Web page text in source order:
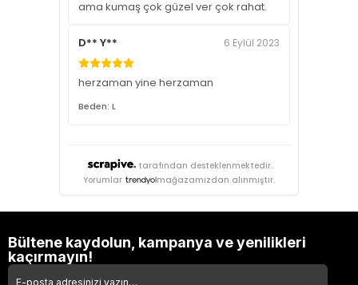
ama kumaş çok güzel ver çok rahat.
D** Y** 6 Eylül 2023
herzaman yine herzaman
Beden: L
tarafından desteklenmektedir.
Yorumlar
mağazamızdan alınmıştır.
Bültene kaydolun, kampanya ve yenilikleri
kaçırmayın!